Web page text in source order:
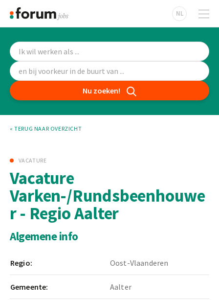
NL
Nu zoeken!
« TERUG NAAR OVERZICHT
VACATURE
Vacature
Varken-/Rundsbeenhouwe
r - Regio Aalter
Algemene info
Regio: Oost-Vlaanderen
Gemeente: Aalter